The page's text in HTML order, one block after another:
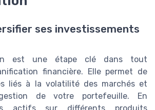
ses investissements
est une étape clé dans tout
financière. Elle permet de
liés à la volatilité des marchés et
de votre portefeuille. En